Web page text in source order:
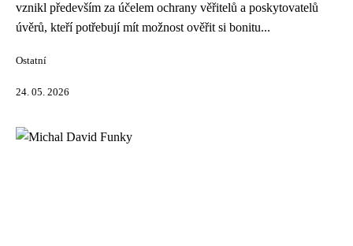
vznikl především za účelem ochrany věřitelů a poskytovatelů
úvěrů, kteří potřebují mít možnost ověřit si bonitu...
Ostatní
24. 05. 2026